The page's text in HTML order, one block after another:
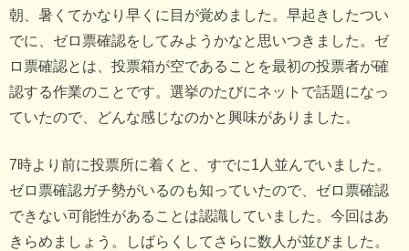
朝、暑くてかなり早くに目が覚めました。早起きしたつい
でに、ゼロ票確認をしてみようかなと思いつきました。ゼ
ロ票確認とは、投票箱が空であることを最初の投票者が確
認する作業のことです。選挙のたびにネットで話題になっ
ていたので、どんな感じなのかと興味がありました。
7時より前に投票所に着くと、すでに1人並んでいました。
ゼロ票確認ガチ勢がいるのも知っていたので、ゼロ票確認
できない可能性があることは認識していました。今回はあ
きらめましょう。しばらくしてさらに数人が並びました。